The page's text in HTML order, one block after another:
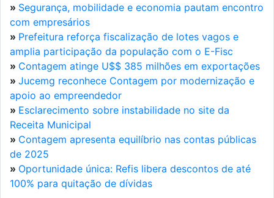
» Segurança, mobilidade e economia pautam encontro
com empresários
» Prefeitura reforça fiscalização de lotes vagos e
amplia participação da população com o E-Fisc
» Contagem atinge U$$ 385 milhões em exportações
» Jucemg reconhece Contagem por modernização e
apoio ao empreendedor
» Esclarecimento sobre instabilidade no site da
Receita Municipal
» Contagem apresenta equilíbrio nas contas públicas
de 2025
» Oportunidade única: Refis libera descontos de até
100% para quitação de dívidas